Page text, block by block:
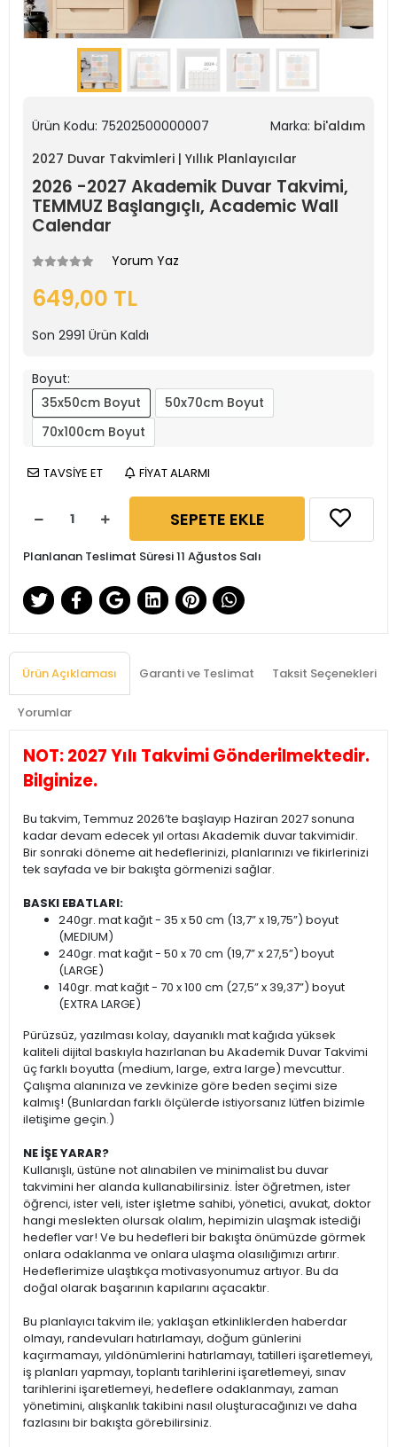
Ürün Kodu: 75202500000007 Marka: bi'aldım
2027 Duvar Takvimleri | Yıllık Planlayıcılar
2026 -2027 Akademik Duvar Takvimi,
TEMMUZ Başlangıçlı, Academic Wall
Calendar
Yorum Yaz
649,00 TL
Son 2991 Ürün Kaldı
Boyut:
35x50cm Boyut
50x70cm Boyut
70x100cm Boyut
TAVSİYE ET FİYAT ALARMI
SEPETE EKLE
Planlanan Teslimat Süresi 11 Ağustos Salı
Ürün Açıklaması Garanti ve Teslimat Taksit Seçenekleri
Yorumlar
NOT: 2027 Yılı Takvimi Gönderilmektedir.
Bilginize.
Bu takvim, Temmuz 2026’te başlayıp Haziran 2027 sonuna
kadar devam edecek yıl ortası Akademik duvar takvimidir.
Bir sonraki döneme ait hedeflerinizi, planlarınızı ve fikirlerinizi
tek sayfada ve bir bakışta görmenizi sağlar.
BASKI EBATLARI:
240gr. mat kağıt - 35 x 50 cm (13,7” x 19,75”) boyut
(MEDIUM)
240gr. mat kağıt - 50 x 70 cm (19,7” x 27,5”) boyut
(LARGE)
140gr. mat kağıt - 70 x 100 cm (27,5” x 39,37”) boyut
(EXTRA LARGE)
Pürüzsüz, yazılması kolay, dayanıklı mat kağıda yüksek
kaliteli dijital baskıyla hazırlanan bu Akademik Duvar Takvimi
üç farklı boyutta (medium, large, extra large) mevcuttur.
Çalışma alanınıza ve zevkinize göre beden seçimi size
kalmış! (Bunlardan farklı ölçülerde istiyorsanız lütfen bizimle
iletişime geçin.)
NE İŞE YARAR?
Kullanışlı, üstüne not alınabilen ve minimalist bu duvar
takvimini her alanda kullanabilirsiniz. İster öğretmen, ister
öğrenci, ister veli, ister işletme sahibi, yönetici, avukat, doktor
hangi meslekten olursak olalım, hepimizin ulaşmak istediği
hedefler var! Ve bu hedefleri bir bakışta önümüzde görmek
onlara odaklanma ve onlara ulaşma olasılığımızı artırır.
Hedeflerimize ulaştıkça motivasyonumuz artıyor. Bu da
doğal olarak başarının kapılarını açacaktır.
Bu planlayıcı takvim ile; yaklaşan etkinliklerden haberdar
olmayı, randevuları hatırlamayı, doğum günlerini
kaçırmamayı, yıldönümlerini hatırlamayı, tatilleri işaretlemeyi,
iş planları yapmayı, toplantı tarihlerini işaretlemeyi, sınav
tarihlerini işaretlemeyi, hedeflere odaklanmayı, zaman
yönetimini, alışkanlık takibini nasıl oluşturacağınızı ve daha
fazlasını bir bakışta görebilirsiniz.